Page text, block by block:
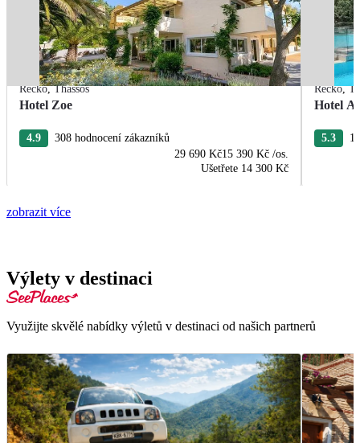
Řecko,Thassos
Hotel Zoe
4.9
308 hodnocení zákazníků
29 690 Kč15 390 Kč /os.
Ušetřete 14 300 Kč
Řecko,
Hotel
5.3
zobrazit více
Výlety v destinaci
Využijte skvělé nabídky výletů v destinaci od našich partnerů